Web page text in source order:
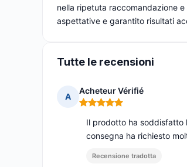
nella ripetuta raccomandazione
aspettative e garantito risultati
Tutte le recensioni
A
Acheteur Vérifié
Nota: 5 su 5
Il prodotto ha soddisfatto
consegna ha richiesto
Recensione tradotta